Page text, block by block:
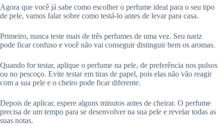
Agora que você já sabe como escolher o perfume ideal para o seu tipo
de pele, vamos falar sobre como testá-lo antes de levar para casa.
Primeiro, nunca teste mais de três perfumes de uma vez. Seu nariz
pode ficar confuso e você não vai conseguir distinguir bem os aromas.
Quando for testar, aplique o perfume na pele, de preferência nos pulsos
ou no pescoço. Evite testar em tiras de papel, pois elas não vão reagir
com a sua pele e o cheiro pode ficar diferente.
Depois de aplicar, espere alguns minutos antes de cheirar. O perfume
precisa de um tempo para se desenvolver na sua pele e revelar todas as
suas notas.